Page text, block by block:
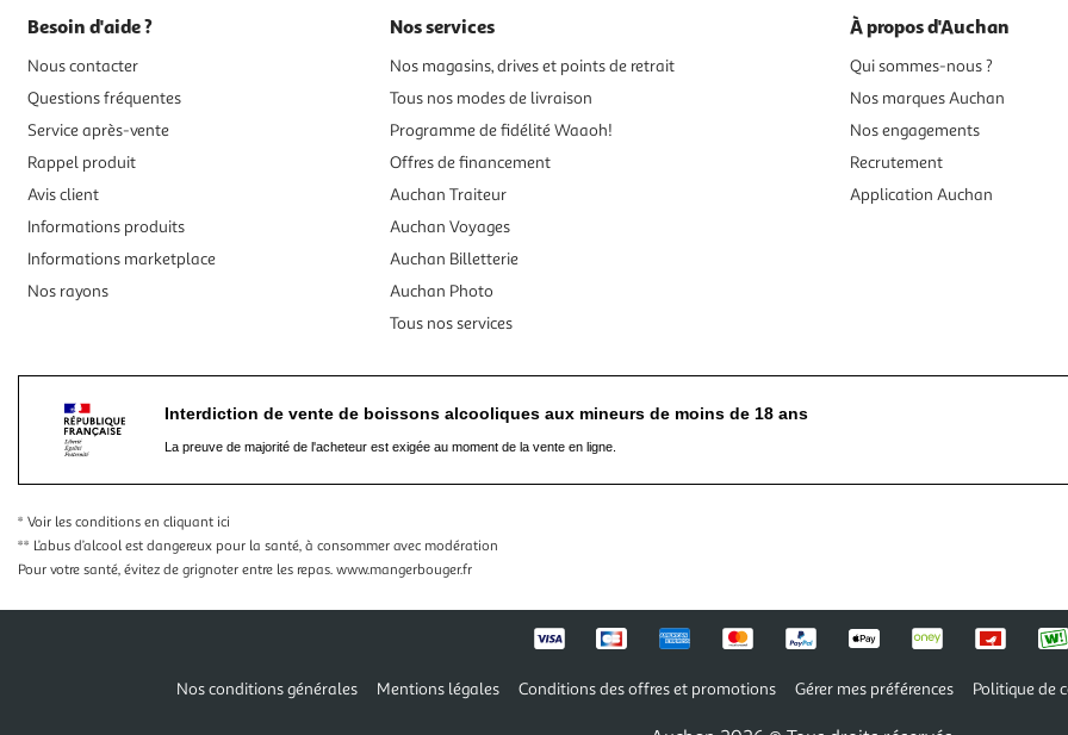
Besoin d'aide ?
Nous contacter
Questions fréquentes
Service après-vente
Rappel produit
Avis client
Informations produits
Informations marketplace
Nos rayons
Nos services
Nos magasins, drives et points de retrait
Tous nos modes de livraison
Programme de fidélité Waaoh!
Offres de financement
Auchan Traiteur
Auchan Voyages
Auchan Billetterie
Auchan Photo
Tous nos services
À propos d'Auchan
Qui sommes-nous ?
Nos marques Auchan
Nos engagements
Recrutement
Application Auchan
Interdiction de vente de boissons alcooliques aux mineurs de moins de 18 ans
La preuve de majorité de l'acheteur est exigée au moment de la vente en ligne.
* Voir les conditions en cliquant ici
** L’abus d’alcool est dangereux pour la santé, à consommer avec modération
Pour votre santé, évitez de grignoter entre les repas. www.mangerbouger.fr
Nos conditions générales Mentions légales Conditions des offres et promotions Gérer mes préférences Politique de